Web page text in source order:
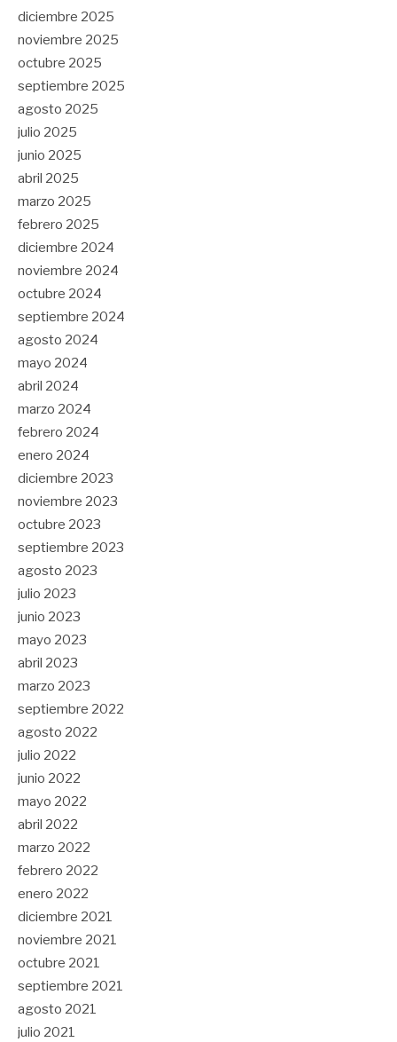
diciembre 2025
noviembre 2025
octubre 2025
septiembre 2025
agosto 2025
julio 2025
junio 2025
abril 2025
marzo 2025
febrero 2025
diciembre 2024
noviembre 2024
octubre 2024
septiembre 2024
agosto 2024
mayo 2024
abril 2024
marzo 2024
febrero 2024
enero 2024
diciembre 2023
noviembre 2023
octubre 2023
septiembre 2023
agosto 2023
julio 2023
junio 2023
mayo 2023
abril 2023
marzo 2023
septiembre 2022
agosto 2022
julio 2022
junio 2022
mayo 2022
abril 2022
marzo 2022
febrero 2022
enero 2022
diciembre 2021
noviembre 2021
octubre 2021
septiembre 2021
agosto 2021
julio 2021